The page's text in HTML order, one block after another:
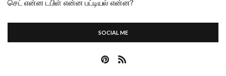
செட் என்ன டபிள் என்ன பட்டியல் என்ன?
SOCIAL ME